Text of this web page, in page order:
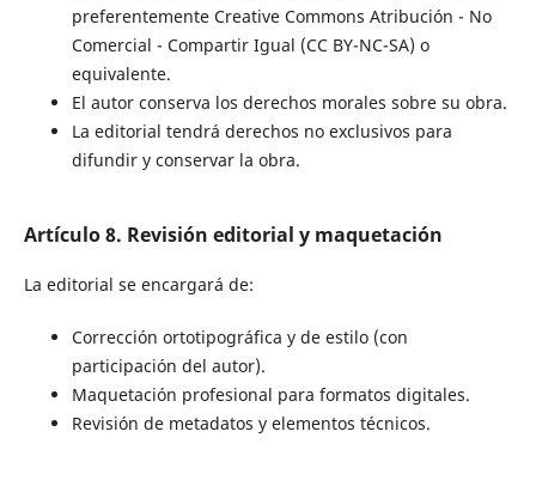
preferentemente Creative Commons Atribución - No
Comercial - Compartir Igual (CC BY-NC-SA) o
equivalente.
El autor conserva los derechos morales sobre su obra.
La editorial tendrá derechos no exclusivos para
difundir y conservar la obra.
Artículo 8. Revisión editorial y maquetación
La editorial se encargará de:
Corrección ortotipográfica y de estilo (con
participación del autor).
Maquetación profesional para formatos digitales.
Revisión de metadatos y elementos técnicos.